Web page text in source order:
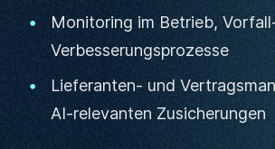
Monitoring im Betrieb,
Verbesserungsprozesse
Lieferanten- und
AI-relevanten Zusicherungen